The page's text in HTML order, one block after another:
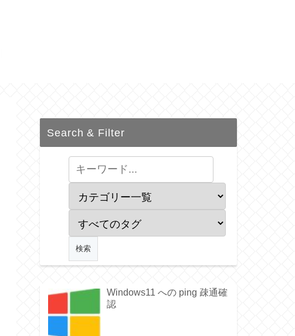
Search & Filter
Windows11 への ping 疎通確
認